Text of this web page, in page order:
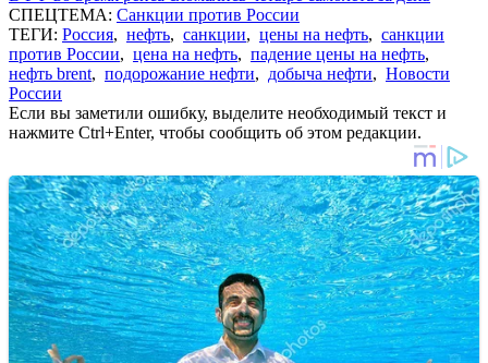
СПЕЦТЕМА: Санкции против России
ТЕГИ: Россия, нефть, санкции, цены на нефть, санкции
против России, цена на нефть, падение цены на нефть,
нефть brent, подорожание нефти, добыча нефти, Новости
России
Если вы заметили ошибку, выделите необходимый текст и
нажмите Ctrl+Enter, чтобы сообщить об этом редакции.